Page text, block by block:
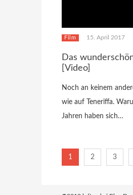
Film 15. April 2017
Das
[Video]
Noch an keinem
wie auf Teneriffa.
Jahren haben sich…
1 2 3